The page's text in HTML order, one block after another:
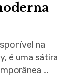
na
é uma sátira
…